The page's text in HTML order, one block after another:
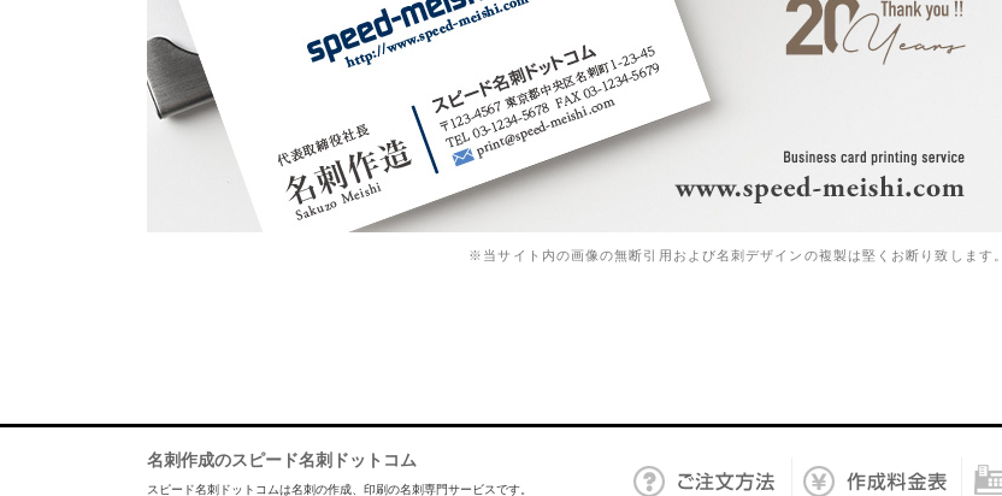
※当サイト内の画像の無断引用および名刺デザインの複製は堅くお断り致します。
名刺作成のスピード名刺ドットコム
スピード名刺ドットコムは名刺の作成、印刷の名刺専門サービスです。